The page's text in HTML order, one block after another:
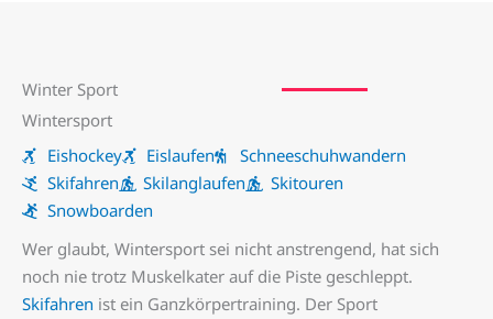
Winter Sport
Wintersport
Eishockey
Eislaufen
Schneeschuhwandern
Skifahren
Skilanglaufen
Skitouren
Snowboarden
Wer glaubt, Wintersport sei nicht anstrengend, hat sich
noch nie trotz Muskelkater auf die Piste geschleppt.
Skifahren ist ein Ganzkörpertraining. Der Sport